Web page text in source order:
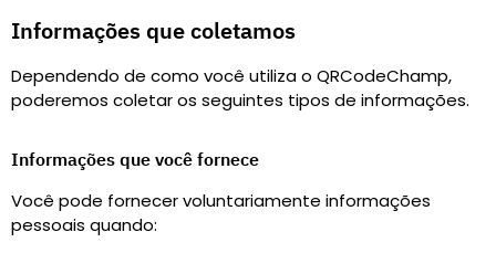
Informações que coletamos
Dependendo de como você utiliza o QRCodeChamp,
poderemos coletar os seguintes tipos de informações.
Informações que você fornece
Você pode fornecer voluntariamente informações
pessoais quando: